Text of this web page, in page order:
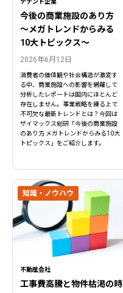
テナント企業
今後の商業施設のあり方
〜メガトレンドからみる
10大トピックス〜
2026年6月12日
消費者の価値観や社会構造が激変す
る中、商業施設への影響を網羅して
分析したレポートは国内にほとんど
存在しません。事業戦略を練る上で
不可欠な最新トレンドとは？今回は
ザイマックス総研「今後の商業施設
のあり方 メガトレンドからみる10大
トピックス」をご紹介します。
不動産会社
工事費高騰と物件枯渇の時
知識・ノウハウ